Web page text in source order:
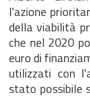
l'azione
della viabilità
che nel 2020
euro di
utilizzati con
stato possibile